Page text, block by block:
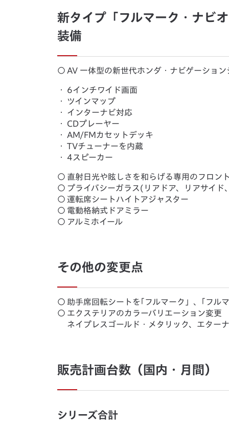
新タイプ「フルマーク・ナビ
装備
○ AV 一体型の新世代ホンダ・ナビゲーショ
・
6インチワイド画面
・
ツインマップ
・
インターナビ対応
・
CDプレーヤー
・
AM/FMカセットデッキ
・
TVチューナーを内蔵
・
4スピーカー
○ 直射日光や眩しさを和らげる専用のフロン
○ プライバシーガラス(リアドア、リアサイド
○ 運転席シートハイトアジャスター
○ 電動格納式ドアミラー
○ アルミホイール
その他の変更点
○ 助手席回転シートを｢フルマーク」、｢フル
○ エクステリアのカラーバリエーション変更
ネイプレスゴールド・メタリック、エター
販売計画台数（国内・月間）
シリーズ合計